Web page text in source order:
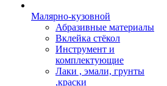
Малярно-кузовной
Абразивные материалы
Вклейка стёкол
Инструмент и
комплектующие
Лаки , эмали, грунты
,краски